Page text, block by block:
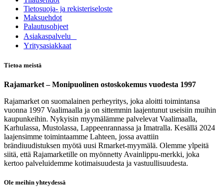
Tietosuoja- ja rekisteriseloste
Maksuehdot
Palautusohjeet
Asia​k​aspalvelu
​Yritysasiakkaat
Tietoa meistä
Rajamarket – Monipuolinen ostoskokemus vuodesta 1997
Rajamarket on suomalainen perheyritys, joka aloitti toimintansa
vuonna 1997 Vaalimaalla ja on sittemmin laajentunut useisiin muihin
kaupunkeihin. Nykyisin myymälämme palvelevat Vaalimaalla,
Karhulassa, Mustolassa, Lappeenrannassa ja Imatralla. Kesällä 2024
laajensimme toimintaamme Lahteen, jossa avattiin
brändiuudistuksen myötä uusi Rmarket-myymälä. Olemme ylpeitä
siitä, että Rajamarketille on myönnetty Avainlippu-merkki, joka
kertoo palveluidemme kotimaisuudesta ja vastuullisuudesta.
Ole meihin yhteydessä